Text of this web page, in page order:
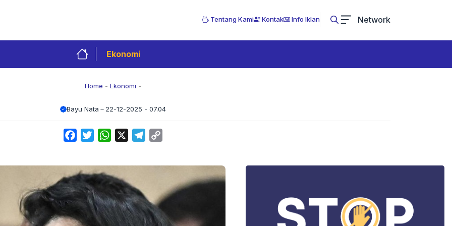
Tentang Kami Kontak Info Iklan Network
Ekonomi
Home - Ekonomi -
Bayu Nata 22-12-2025 - 07.04
FacebookTwitterWhatsApp Telegram